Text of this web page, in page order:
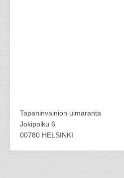
Tapaninvainion uimaranta
Jokipolku 6
00780 HELSINKI